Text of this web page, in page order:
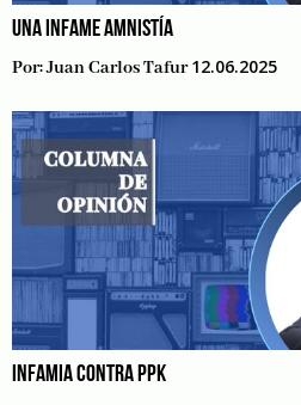
UNA INFAME AMNISTÍA
Por:Juan Carlos Tafur 12.06.2025
INFAMIA CONTRA PPK